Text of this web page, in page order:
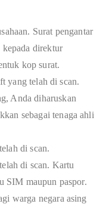
Surat pengantar
kepada direktur
kop surat.
yang telah di scan.
Anda diharuskan
sebagai tenaga ahli
di scan.
di scan. Kartu
SIM maupun paspor.
warga negara asing